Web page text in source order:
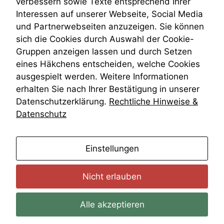
Wiederherstellungsanordnung
Zivilprozessordnung
ZPO
Zustellfiktion
Zuständigkeit
Öffentliches Personalrecht
Öffentlichkeitsprinzip
Interessen auf unserer Webseite, Social Media
und Partnerwebseiten anzuzeigen. Sie können
sich die Cookies durch Auswahl der Cookie-
Gruppen anzeigen lassen und durch Setzen
eines Häkchens entscheiden, welche Cookies
ausgespielt werden. Weitere Informationen
erhalten Sie nach Ihrer Bestätigung in unserer
Datenschutzerklärung. Rechtliche Hinweise &
Datenschutz
Einstellungen
Nicht erlauben
Alle akzeptieren
Auswertungen
durchführen zu
können. Diese helfen
uns, unsere Website
zu verbessern.